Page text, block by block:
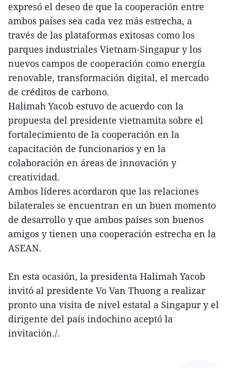
expresó el deseo de que la cooperación entre
ambos países sea cada vez más estrecha, a
través de las plataformas exitosas como los
parques industriales Vietnam-Singapur y los
nuevos campos de cooperación como energía
renovable, transformación digital, el mercado
de créditos de carbono.
Halimah Yacob estuvo de acuerdo con la
propuesta del presidente vietnamita sobre el
fortalecimiento de la cooperación en la
capacitación de funcionarios y en la
colaboración en áreas de innovación y
creatividad.
Ambos líderes acordaron que las relaciones
bilaterales se encuentran en un buen momento
de desarrollo y que ambos países son buenos
amigos y tienen una cooperación estrecha en la
ASEAN.
En esta ocasión, la presidenta Halimah Yacob
invitó al presidente Vo Van Thuong a realizar
pronto una visita de nivel estatal a Singapur y el
dirigente del país indochino aceptó la
invitación./.